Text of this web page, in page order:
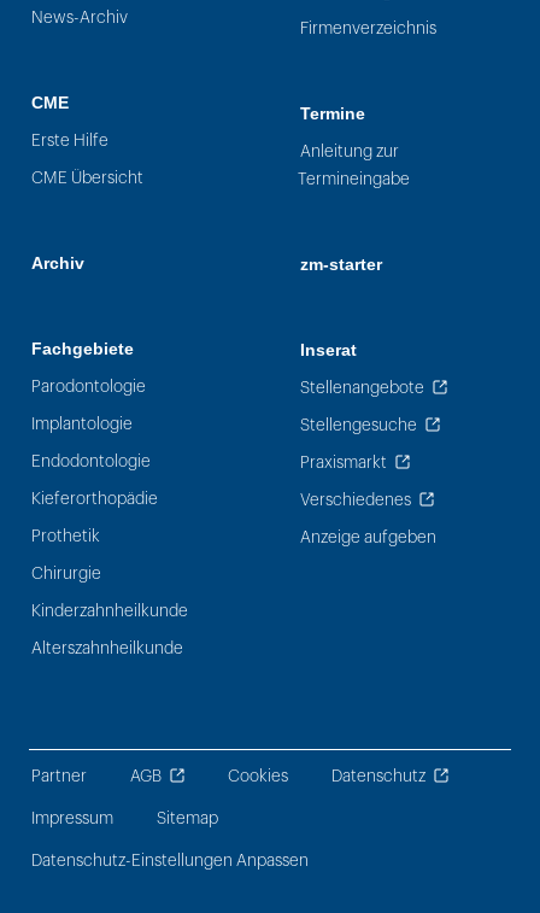
News-Archiv
CME
Erste Hilfe
CME Übersicht
Archiv
Fachgebiete
Parodontologie
Implantologie
Endodontologie
Kieferorthopädie
Prothetik
Chirurgie
Kinderzahnheilkunde
Alterszahnheilkunde
Firmenverzeichnis
Termine
Anleitung zur
Termineingabe
zm-starter
Inserat
Stellenangebote
Stellengesuche
Praxismarkt
Verschiedenes
Anzeige aufgeben
Partner AGB Cookies Datenschutz
Impressum Sitemap
Datenschutz-Einstellungen Anpassen